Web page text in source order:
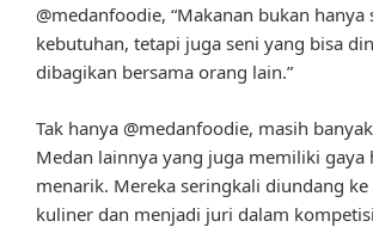
@medanfoodie, “Makanan bukan hanya
kebutuhan, tetapi juga seni yang bisa
dibagikan bersama orang lain.”
Tak hanya @medanfoodie, masih
Medan lainnya yang juga memiliki gaya
menarik. Mereka seringkali diundang ke
kuliner dan menjadi juri dalam